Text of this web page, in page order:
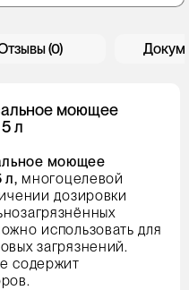
(0)
моющее
л
моющее
л, многоцелевой
дозировки
использовать для
загрязнений.
содержит